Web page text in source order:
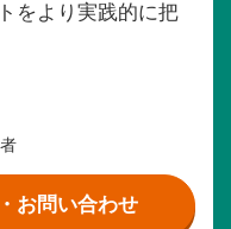
をより実践的に把
お問い合わせ